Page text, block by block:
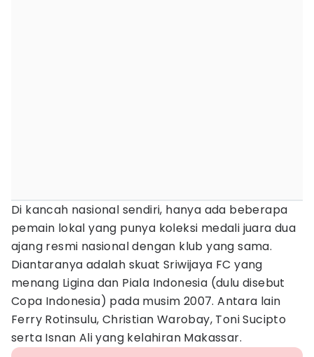
Di kancah nasional sendiri, hanya ada beberapa
pemain lokal yang punya koleksi medali juara dua
ajang resmi nasional dengan klub yang sama.
Diantaranya adalah skuat Sriwijaya FC yang
menang Ligina dan Piala Indonesia (dulu disebut
Copa Indonesia) pada musim 2007. Antara lain
Ferry Rotinsulu, Christian Warobay, Toni Sucipto
serta Isnan Ali yang kelahiran Makassar.